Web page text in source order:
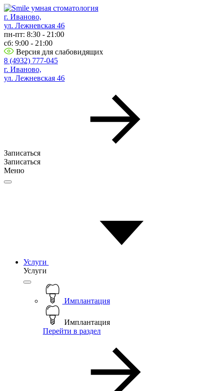
г. Иваново,
ул. Лежневская 46
пн-пт: 8:30 - 21:00
сб: 9:00 - 21:00
Версия для слабовидящих
8 (4932) 777-045
г. Иваново,
ул. Лежневская 46
Записаться
Записаться
Меню
Услуги
Услуги
Имплантация
Имплантация
Перейти в раздел